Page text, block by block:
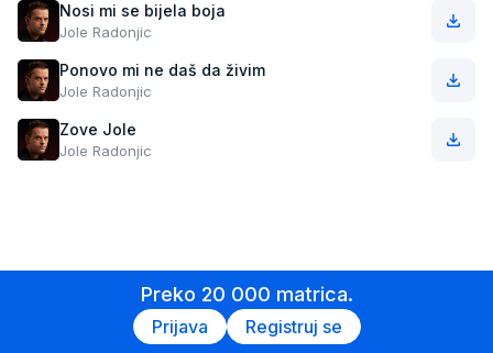
Nosi mi se bijela boja
Jole Radonjic
Ponovo mi ne daš da živim
Jole Radonjic
Zove Jole
Jole Radonjic
Preko 20 000 matrica.
Prijava Registruj se